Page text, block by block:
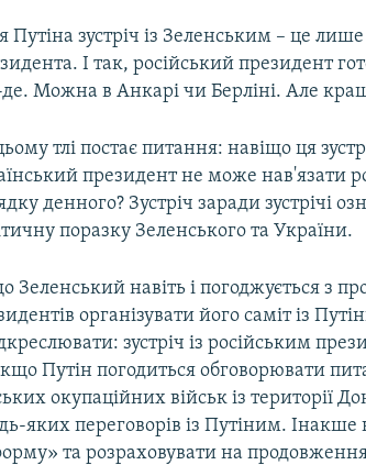
зустріч із Зеленським – це лише
І так, російський президент
де. Можна в Анкарі чи Берліні. Але
тлі постає питання: навіщо ця
президент не може нав'язати
денного? Зустріч заради зустрічі
поразку Зеленського та України.
Зеленський навіть і погоджується з
організувати його саміт із
зустріч із російським
Путін погодиться обговорювати
окупаційних військ із території
яких переговорів із Путіним. Інакше
та розраховувати на продовження